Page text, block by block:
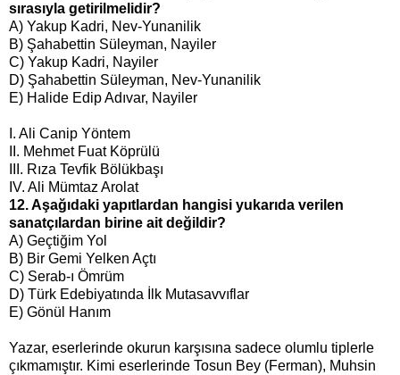
sırasıyla getirilmelidir?
A) Yakup Kadri, Nev-Yunanilik
B) Şahabettin Süleyman, Nayiler
C) Yakup Kadri, Nayiler
D) Şahabettin Süleyman, Nev-Yunanilik
E) Halide Edip Adıvar, Nayiler
I. Ali Canip Yöntem
II. Mehmet Fuat Köprülü
III. Rıza Tevfik Bölükbaşı
IV. Ali Mümtaz Arolat
12. Aşağıdaki yapıtlardan hangisi yukarıda verilen
sanatçılardan birine ait değildir?
A) Geçtiğim Yol
B) Bir Gemi Yelken Açtı
C) Serab-ı Ömrüm
D) Türk Edebiyatında İlk Mutasavvıflar
E) Gönül Hanım
Yazar, eserlerinde okurun karşısına sadece olumlu tiplerle
çıkmamıştır. Kimi eserlerinde Tosun Bey (Ferman), Muhsin